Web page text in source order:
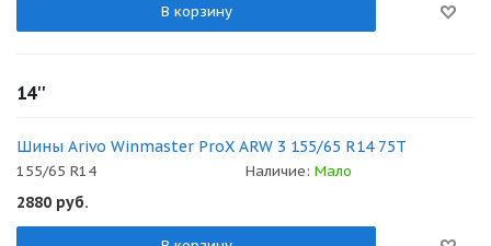
В корзину
14''
Шины Arivo Winmaster ProX ARW 3 155/65 R14 75T
155/65 R14 Наличие: Мало
2880 руб.